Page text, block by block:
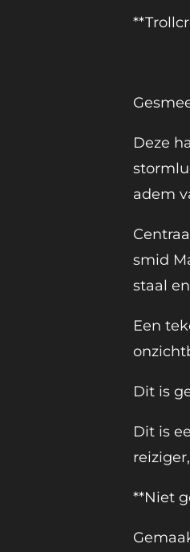
Deze
adem
smid
staal
Een
Dit is
Dit is
**Niet